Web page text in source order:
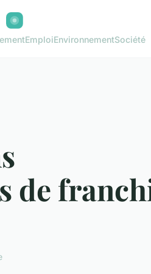
EmploiEnvironnementSociété
de